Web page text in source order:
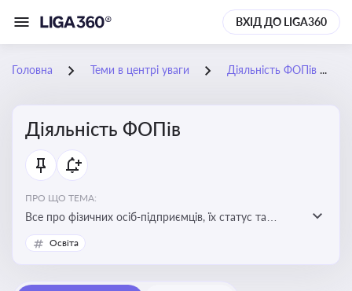
ВХІД ДО LIGA360
Головна Теми в центрі уваги Діяльність ФОПів
Діяльність ФОПів
ПРО ЩО ТЕМА:
Все про фізичних осіб-підприємців, їх статус та
діяльність. Зміни в законодавстві, що стосуються
роботи ФОПів
Освіта